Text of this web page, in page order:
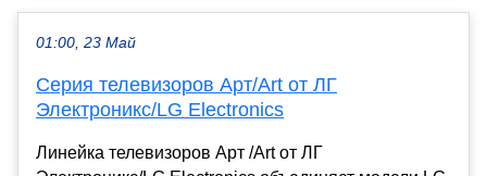
01:00, 23 Май
Серия телевизоров Арт/Art от ЛГ
Электроникс/LG Electronics
Линейка телевизоров Арт /Art от ЛГ